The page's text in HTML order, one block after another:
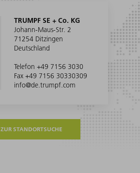
TRUMPF SE + Co. KG
Johann-Maus-Str. 2
71254 Ditzingen
Deutschland
Telefon +49 7156 3030
Fax +49 7156 30330309
info@de.trumpf.com
ZUR STANDORTSUCHE